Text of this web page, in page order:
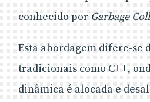
conhecido por Garbage
Esta abordagem difere-se
tradicionais como C++,
dinâmica é alocada e